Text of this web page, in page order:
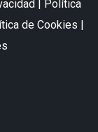
| Política
de Cookies |